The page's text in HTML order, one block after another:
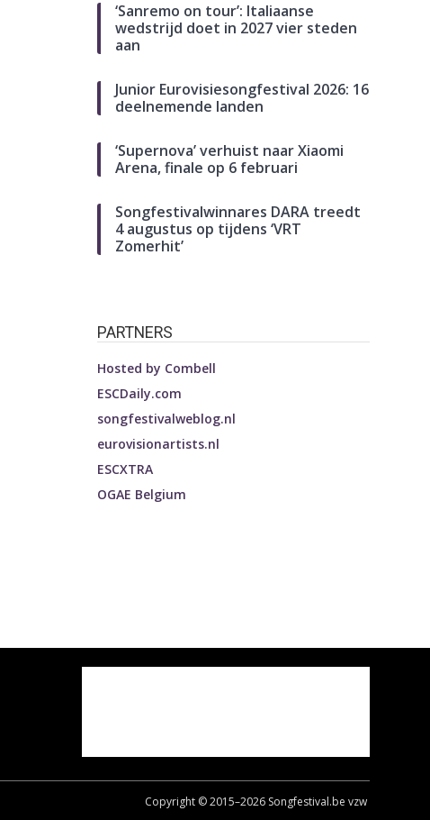
‘Sanremo on tour’: Italiaanse
wedstrijd doet in 2027 vier steden
aan
Junior Eurovisiesongfestival 2026: 16
deelnemende landen
‘Supernova’ verhuist naar Xiaomi
Arena, finale op 6 februari
Songfestivalwinnares DARA treedt
4 augustus op tijdens ‘VRT
Zomerhit’
PARTNERS
Hosted by Combell
ESCDaily.com
songfestivalweblog.nl
eurovisionartists.nl
ESCXTRA
OGAE Belgium
Copyright © 2015–2026 Songfestival.be vzw